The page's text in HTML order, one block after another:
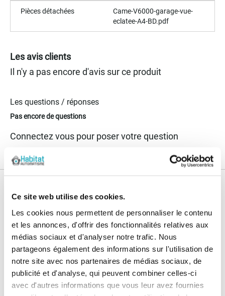
Ce site web utilise des cookies.
Les cookies nous permettent de personnaliser le contenu
et les annonces, d'offrir des fonctionnalités relatives aux
médias sociaux et d'analyser notre trafic. Nous
partageons également des informations sur l'utilisation de
notre site avec nos partenaires de médias sociaux, de
publicité et d'analyse, qui peuvent combiner celles-ci
avec d'autres informations que vous leur avez fournies
Pièces détachées
Came-V6000-garage-vue-
eclatee-A4-BD.pdf
Les avis clients
Il n'y a pas encore d'avis sur ce produit
Les questions / réponses
Pas encore de questions
Connectez vous pour poser votre question
Paiement
100% sécurisé
Paiement en
3x sans frais
Livraison
SAV & Retours
Garanties